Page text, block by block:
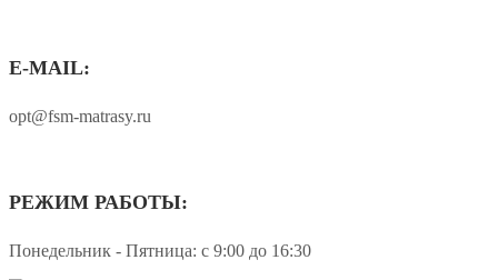
E-MAIL:
opt@fsm-matrasy.ru
РЕЖИМ РАБОТЫ:
Понедельник - Пятница: с 9:00 до 16:30